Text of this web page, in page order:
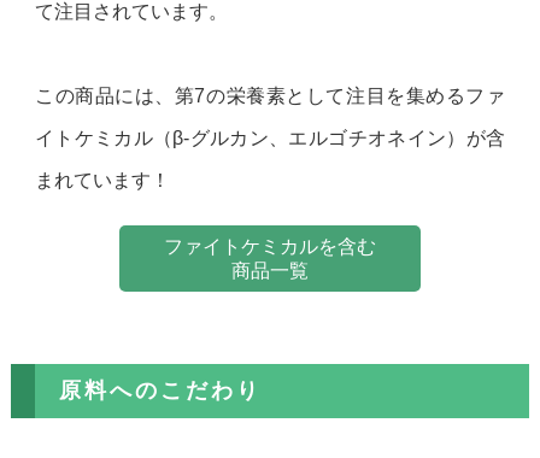
て注目されています。
この商品には、第7の栄養素として注目を集めるファ
イトケミカル（β-グルカン、エルゴチオネイン）が含
まれています！
ファイトケミカルを含む
商品一覧
原料へのこだわり